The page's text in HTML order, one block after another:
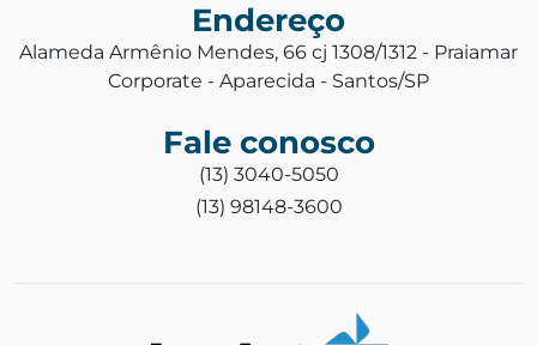
Endereço
Alameda Armênio Mendes, 66 cj 1308/1312 - Praiamar
Corporate - Aparecida - Santos/SP
Fale conosco
(13) 3040-5050
(13) 98148-3600